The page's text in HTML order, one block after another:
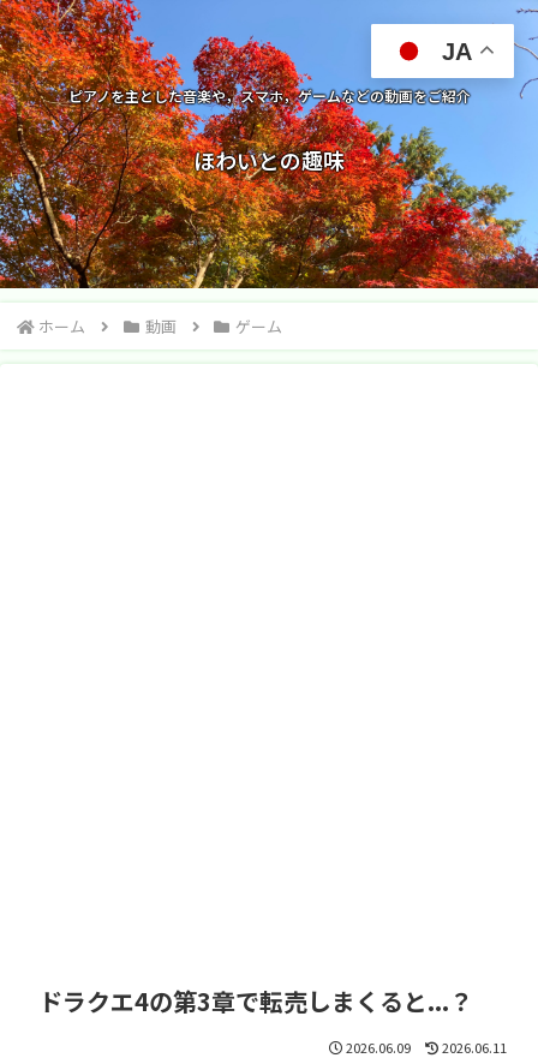
ピアノを主とした音楽や，スマホ，ゲームなどの動画をご紹介
ほわいとの趣味
ホーム 動画 ゲーム
ドラクエ4の第3章で転売しまくると...？
2026.06.09 2026.06.11
JA